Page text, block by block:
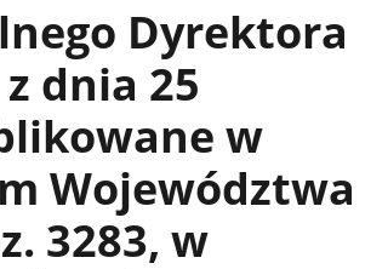
Dyrektora
dnia 25
w
Województwa
3283, w